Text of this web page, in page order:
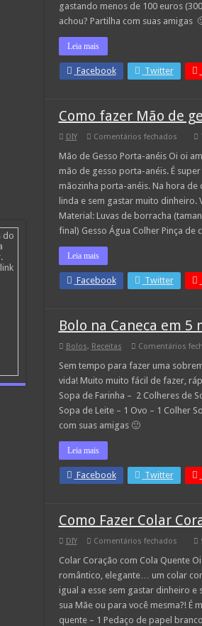
gastando menos de 100 euros
achou? Partilha com suas amigas
Leia mais
Facebook Twitter
Como fazer Mão de
DIY Comentários fechadosem
fazer
de
gesso
porta-
anéis
Mão de Gesso Porta-anéis Oi oi
mão de gesso porta-anéis. É
mãozinha porta-anéis. Na hora de
linda e sem gastar muito
Material: Luvas de borracha
final) Gesso Água Colher Pinça de
Leia mais
Facebook Twitter
Bolo na Caneca em 5
Bolos, Receitas Comentários
Sem tempo para fazer uma
vida! Muito muito fácil de fazer,
Sopa de Farinha – 2 Colheres de
Sopa de Leite – 1 Ovo – 1 Colher
com suas amigas 🙂
Leia mais
Facebook Twitter
Como Fazer Colar
DIY Comentários fechadosem
Fazer
com
Cola
Colar Coração com Cola Quente
romântico, elegante… um colar
igual a esse sem gastar dinheiro
sua Mãe ou para você mesma?! É
quente – 1 Pedaço de papel
do